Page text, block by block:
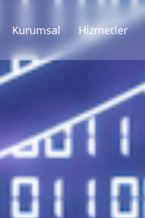
Kurumsal Hizmetler